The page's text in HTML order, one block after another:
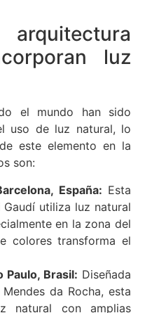
luz
el mundo han sido
uso de luz natural, lo
este elemento en la
son:
España: Esta
utiliza luz natural
en la zona del
colores transforma el
Paulo, Brasil: Diseñada
da Rocha, esta
natural con amplias